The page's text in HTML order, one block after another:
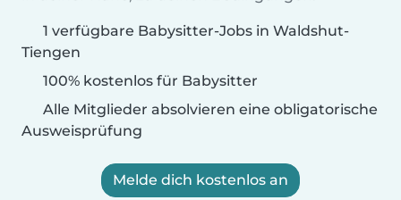
1 verfügbare Babysitter-Jobs in Waldshut-
Tiengen
100% kostenlos für Babysitter
Alle Mitglieder absolvieren eine obligatorische
Ausweisprüfung
Melde dich kostenlos an